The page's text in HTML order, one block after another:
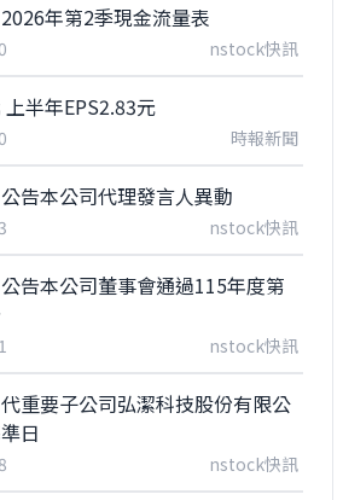
年第2季現金流量表
nstock快訊
上半年EPS2.83元
時報新聞
告本公司代理發言人異動
nstock快訊
公告本公司董事會通過115年度第
nstock快訊
代重要子公司弘潔科技股份有限公
日
nstock快訊